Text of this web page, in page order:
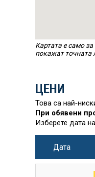
Картата е само
покажат точната
ЦЕНИ
Това са най-
При обявени
Изберете дата
Дата